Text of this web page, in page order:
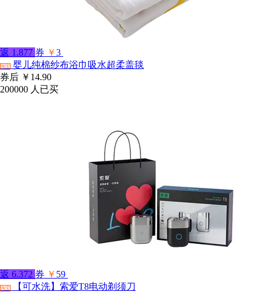
返 1.877 券 ￥3
淘宝 婴儿纯棉纱布浴巾吸水超柔盖毯
券后 ￥14.90
200000 人已买
返 6.372 券 ￥ 59
淘宝 【可水洗】索爱T8电动剃须刀